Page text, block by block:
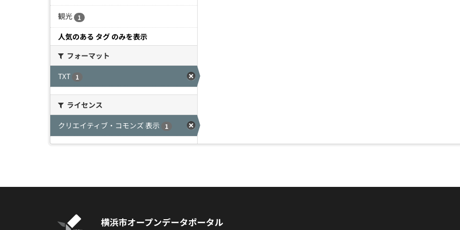
観光 1
人気のある タグ のみを表示
フォーマット
TXT
1
ライセンス
クリエイティブ・コモンズ 表示
1